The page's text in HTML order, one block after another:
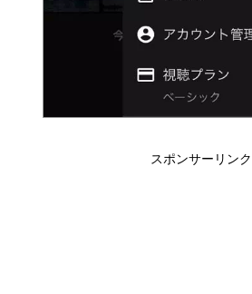
スポンサーリンク